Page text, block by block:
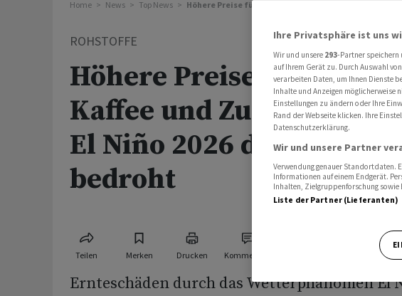
Home News Top News Höhere Preise für Kakao, Kaffee und Zucker: Warum
ROHSTOFFE
Höhere Preise für Kakao,
Kaffee und Zucker:
El Niño 2026 die Ernten
bedroht
Teilen Merken Drucken Kommentare
Ernteschäden durch das Wetterphänomen El
Ihre Privatsphäre ist uns
Wir und unsere 293-Partner speichern
auf Ihrem Gerät zu. Durch Auswahl
verarbeiten Daten, um Ihnen Dienste
Inhalte und Anzeigen möglicherweise
Einstellungen zu ändern oder Ihre
Rand der Webseite klicken. Ihre
Datenschutzerklärung.
Wir und unsere Partner
Verwendung genauer Standortdaten.
Informationen auf einem Endgerät.
Inhalten, Zielgruppenforschung sowie
Liste der Partner (Lieferanten)